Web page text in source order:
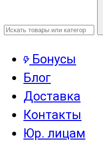
Бонусы
Блог
Доставка
Контакты
Юр. лицам